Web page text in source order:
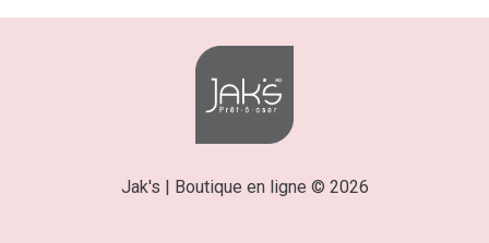
Jak's | Boutique en ligne © 2026